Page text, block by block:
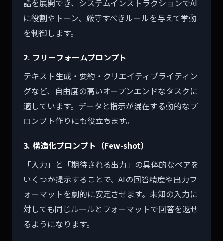
話を展開でき、システムインストラクションでAI
に役割やトーン、厳守すべきルールを与えて挙動
を制御します。
2. フリーフォームプロンプト
テキスト生成・要約・クリエイティブライティン
グなど、自由度の高いオープンエンドなタスクに
適しています。データと指示が混在する動的なプ
ロンプト作りにも役立ちます。
3. 構造化プロンプト（Few-shot）
「入力」と「期待される出力」の具体的なペアを
いくつか提示することで、AIの回答精度や出力フ
ォーマットを劇的に安定させます。未知の入力に
対しても同じルールとフォーマットで回答を返せ
るようになります。